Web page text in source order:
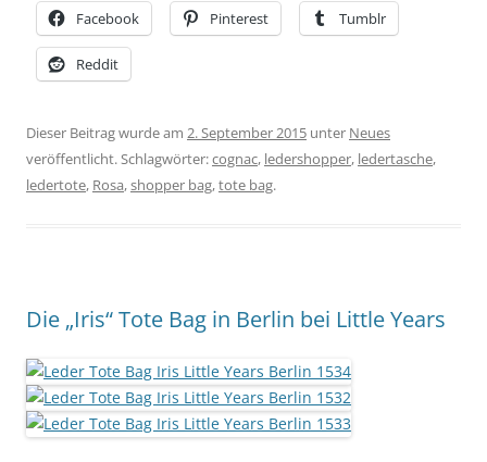
Facebook Pinterest Tumblr
Reddit
Dieser Beitrag wurde am 2. September 2015 unter Neues
veröffentlicht. Schlagwörter:cognac, ledershopper, ledertasche,
ledertote, Rosa,shopper bag,tote bag.
Die „Iris“ Tote Bag in Berlin bei Little Years